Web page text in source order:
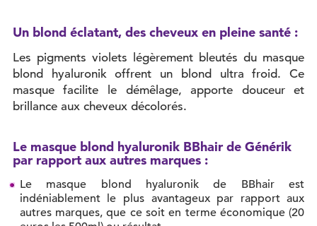
Un blond éclatant, des cheveux en pleine santé :
Les pigments violets légèrement bleutés du masque
blond hyaluronik offrent un blond ultra froid. Ce
masque facilite le démêlage, apporte douceur et
brillance aux cheveux décolorés.
Le masque blond hyaluronik BBhair de Générik
par rapport aux autres marques :
Le masque blond hyaluronik de BBhair est
indéniablement le plus avantageux par rapport aux
autres marques, que ce soit en terme économique (20